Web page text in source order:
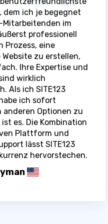
dem ich je begegnet
Mitarbeitenden im
professionell
Prozess, eine
zu erstellen,
Ihre Expertise und
wirklich
Als ich SITE123
ich sofort
Optionen zu
es. Die Kombination
Plattform und
lässt SITE123
hervorstechen.